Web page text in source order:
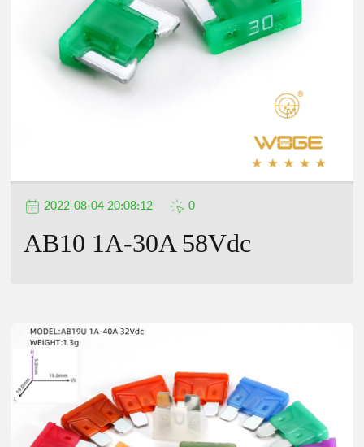
2022-08-04 20:08:12 0
AB10 1A-30A 58Vdc